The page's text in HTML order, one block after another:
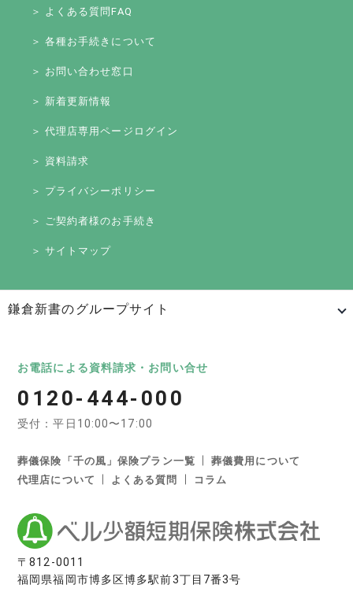
＞ よくある質問FAQ
＞ 各種お手続きについて
＞ お問い合わせ窓口
＞ 新着更新情報
＞ 代理店専用ページログイン
＞ 資料請求
＞ プライバシーポリシー
＞ ご契約者様のお手続き
＞ サイトマップ
鎌倉新書のグループサイト
いいお墓 Life.（ライフドット） いいお墓-永代供養墓版
いいお墓-ペット霊園版 樹木葬なび
寺院墓地.com 優良墓石・石材店ガイド
お墓の引越し＆墓じまいくん
いい葬儀 いいお坊さん
日本最大級の仏壇仏具総合サイト「いい仏壇」
いい仏壇
お電話による資料請求・お問い合せ
0120-444-000
受付：平日10:00〜17:00
葬儀保険「千の風」保険プラン一覧
葬儀費用について
代理店について
よくある質問 コラム
〒812-0011
福岡県福岡市博多区博多駅前3丁目7番3号